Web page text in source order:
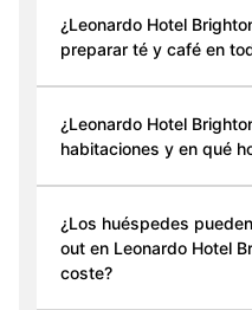
¿Leonardo Hotel
preparar té y café en
¿Leonardo Hotel
habitaciones y en qué
¿Los huéspedes
out en Leonardo Hotel
coste?